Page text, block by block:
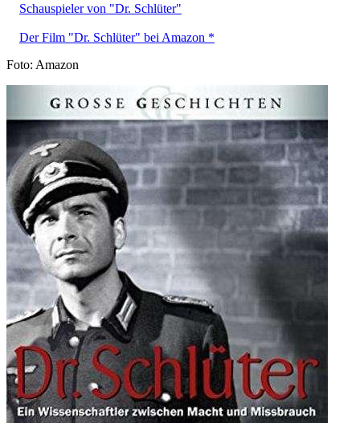
Schauspieler von "Dr. Schlüter"
Der Film "Dr. Schlüter" bei Amazon *
Foto: Amazon